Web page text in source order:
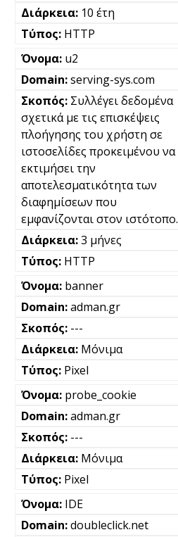
10 έτη
HTTP
u2
serving-sys.com
Συλλέγει δεδομένα
σχετικά με τις επισκέψεις
πλοήγησης του χρήστη σε
ιστοσελίδες προκειμένου να
εκτιμήσει την
αποτελεσματικότητα των
διαφημίσεων που
εμφανίζονται στον ιστότοπο.
3 μήνες
HTTP
banner
adman.gr
---
Μόνιμα
Pixel
probe_cookie
adman.gr
---
Μόνιμα
Pixel
IDE
doubleclick.net